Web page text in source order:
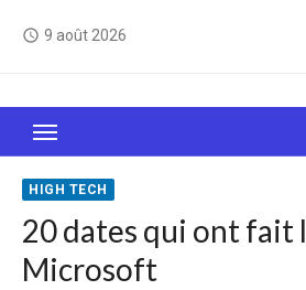
access_time 9 août 2026
Le Web, c'est comme une
sait jamais sur quoi on
HIGH TECH
20 dates qui ont fait
Microsoft